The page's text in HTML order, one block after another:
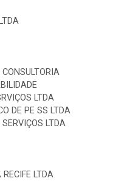
LTDA
DE PE SS LTDA
LTDA
LTDA